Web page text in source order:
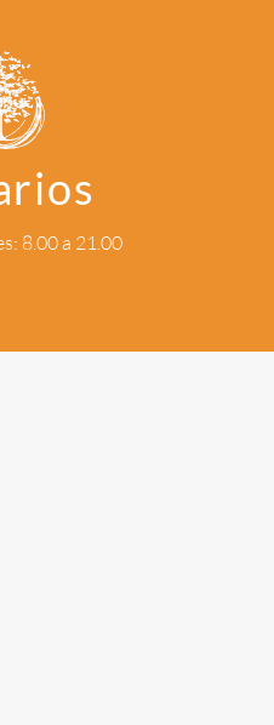
8.00 a 21.00